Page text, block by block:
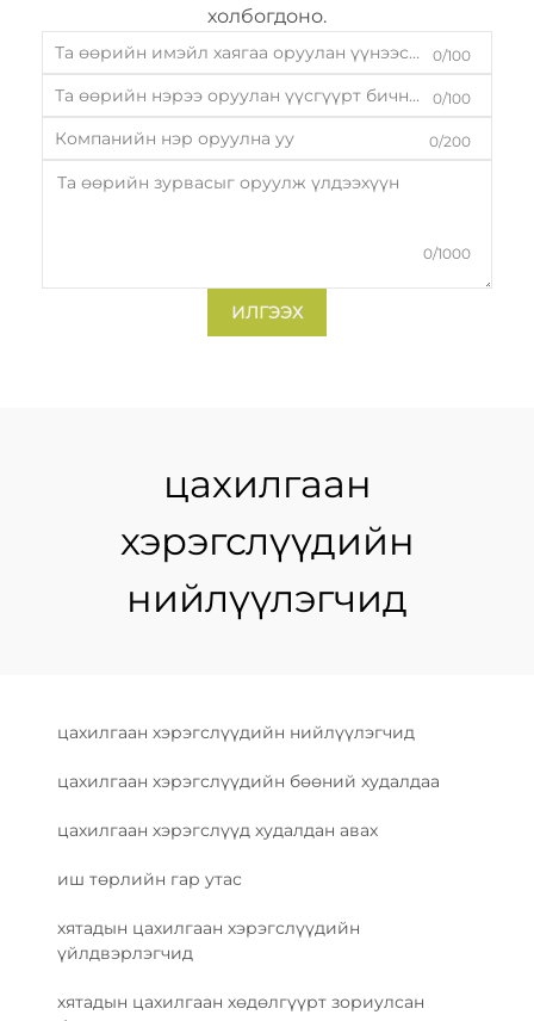
холбогдоно.
0/100
0/100
0/200
0/1000
ИЛГЭЭХ
цахилгаан
хэрэгслүүдийн
нийлүүлэгчид
цахилгаан хэрэгслүүдийн нийлүүлэгчид
цахилгаан хэрэгслүүдийн бөөний худалдаа
цахилгаан хэрэгслүүд худалдан авах
иш төрлийн гар утас
хятадын цахилгаан хэрэгслүүдийн
үйлдвэрлэгчид
хятадын цахилгаан хөдөлгүүрт зориулсан